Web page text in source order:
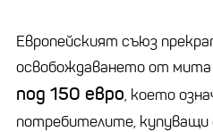
Европейският съюз
освобождаването от мита
под 150 евро, което
потребителите,